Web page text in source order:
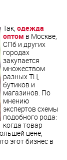
Так, одежда
оптом в Москве,
СПб и других
городах
закупается
множеством
разных ТЦ,
бутиков и
магазинов. По
мнению
экспертов схемы
подобного рода:
когда товар
цене,
этот бизнес в